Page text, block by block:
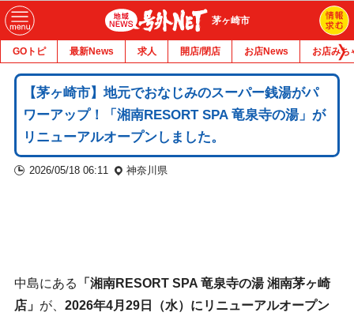
茅ヶ崎市
GOトピ 最新News 求人 開店/閉店 お店News お店みち
【茅ヶ崎市】地元でおなじみのスーパー銭湯がパ
ワーアップ！「湘南RESORT SPA 竜泉寺の湯」が
リニューアルオープンしました。
2026/05/18 06:11 神奈川県
中島にある
「湘南RESORT SPA 竜泉寺の湯 湘南茅ヶ崎
店」 が、 2026年4月29日（水）にリニューアルオープン